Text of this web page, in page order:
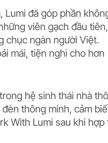
Lumi đã góp phần
viên gạch đầu tiên,
chục ngàn người Việt.
mái, tiện nghi cho hơn
hệ sinh thái nhà
thông minh, cảm
With Lumi sau khi hợp